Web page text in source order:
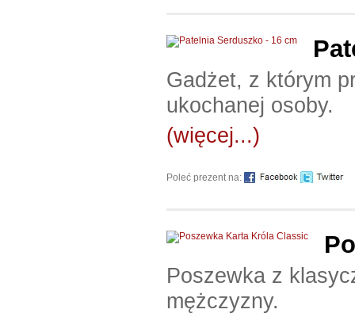
Gadżet, z którym
ukochanej osoby.
(więcej...)
Poleć prezent na:
Poszewka z
mężczyzny.